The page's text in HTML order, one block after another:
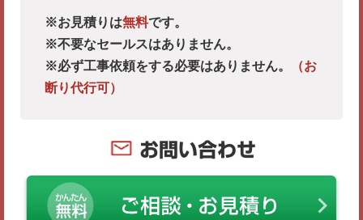
※お見積りは無料です。
※不要なセールスはありません。
※必ず工事依頼をする必要はありません。
（お
断り代行可）
お問い合わせ